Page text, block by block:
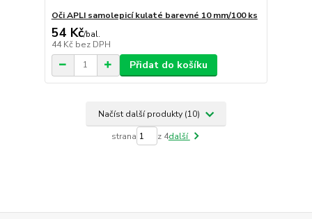
Oči APLI samolepicí kulaté barevné 10 mm/100 ks
54 Kč/bal.
44 Kč bez DPH
Přidat do košíku
Načíst další produkty (10)
strana z 4další